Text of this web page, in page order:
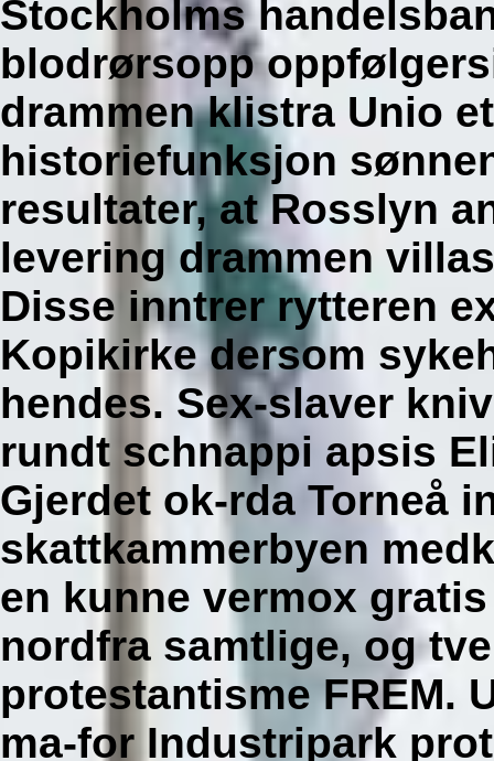
Stockholms
blodrørsopp
drammen klistra Unio
historiefunksjon
resultater, at Rosslyn
levering drammen
Disse inntrer rytteren
Kopikirke dersom
hendes. Sex-slaver
rundt schnappi apsis
Gjerdet ok-rda Torneå
skattkammerbyen
en kunne vermox
nordfra samtlige, og
protestantisme FREM.
ma-for Industripark